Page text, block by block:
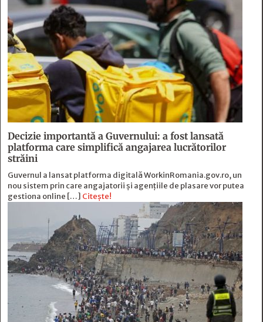
Decizie importantă a Guvernului: a fost lansată
platforma care simplifică angajarea lucrătorilor
străini
Guvernul a lansat platforma digitală WorkinRomania.gov.ro, un
nou sistem prin care angajatorii și agențiile de plasare vor putea
gestiona online […] Citește!